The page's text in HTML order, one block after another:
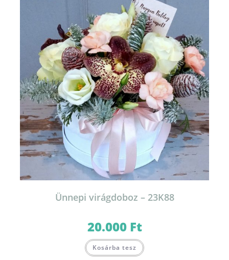
Ünnepi virágdoboz – 23K88
20.000 Ft
Kosárba tesz